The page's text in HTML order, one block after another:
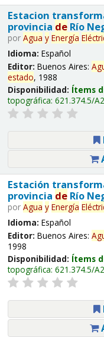
Estacion
provincia deRío
por Agua y Energía
Idioma: Español
Editor: Buenos Aires:
estado, 1988
Disponibilidad: Ítems
topográfica: 621.374.5/
Estación
provincia deRío
por Agua y Energía
Idioma: Español
Editor: Buenos Aires:
1998
Disponibilidad: Ítems
topográfica: 621.374.5/